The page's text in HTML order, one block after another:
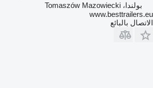
بولندا، Tomaszów Mazowiecki
www.besttrailers.eu
الاتصال بالبائع